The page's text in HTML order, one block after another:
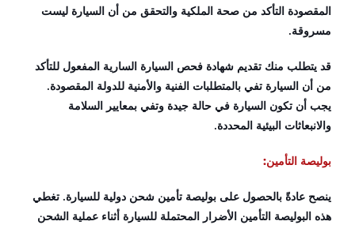
المقصودة التأكد من صحة الملكية والتحقق من أن السيارة ليست
مسروقة.
قد يتطلب منك تقديم شهادة فحص السيارة السارية المفعول للتأكد
من أن السيارة تفي بالمتطلبات الفنية والأمنية للدولة المقصودة.
يجب أن تكون السيارة في حالة جيدة وتفي بمعايير السلامة
والانبعاثات البيئية المحددة.
بوليصة التأمين:
ينصح عادةً بالحصول على بوليصة تأمين شحن دولية للسيارة. تغطي
هذه البوليصة التأمين الأضرار المحتملة للسيارة أثناء عملية الشحن